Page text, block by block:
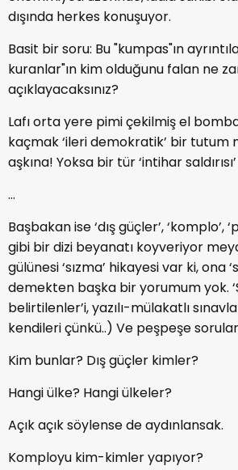
dışında herkes konuşuyor.
Basit bir soru: Bu "kumpas"ın
kuranlar"ın kim olduğunu falan ne
açıklayacaksınız?
Lafı orta yere pimi çekilmiş el
kaçmak ‘ileri demokratik’ bir tutum
aşkına! Yoksa bir tür ‘intihar
…
Başbakan ise ‘dış güçler’, ‘komplo’,
gibi bir dizi beyanatı koyveriyor
gülünesi ‘sızma’ hikayesi var ki, ona
demekten başka bir yorumum yok.
belirtilenler’i, yazılı-mülakatlı
kendileri çünkü..) Ve peşpeşe
Kim bunlar? Dış güçler kimler?
Hangi ülke? Hangi ülkeler?
Açık açık söylense de aydınlansak.
Komployu kim-kimler yapıyor?